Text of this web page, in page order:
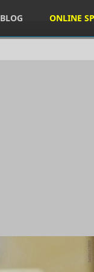
BLOG ONLINE